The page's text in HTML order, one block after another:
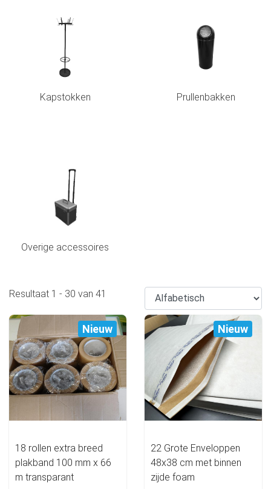
Kapstokken Prullenbakken
Overige accessoires
Resultaat 1 - 30 van 41
Nieuw
18 rollen extra breed
plakband 100 mm x 66
m transparant
Nieuw
22 Grote Enveloppen
48x38 cm met binnen
zijde foam